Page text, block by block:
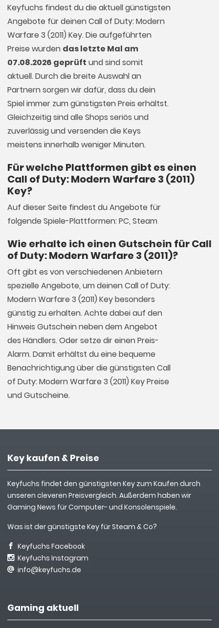
Keyfuchs findest du die aktuell günstigsten
Angebote für deinen Call of Duty: Modern
Warfare 3 (2011) Key. Die aufgeführten
Preise wurden das letzte Mal am
07.08.2026 geprüft und sind somit
aktuell. Durch die breite Auswahl an
Partnern sorgen wir dafür, dass du dein
Spiel immer zum günstigsten Preis erhältst.
Gleichzeitig sind alle Shops seriös und
zuverlässig und versenden die Keys
meistens innerhalb weniger Minuten.
Für welche Plattformen gibt es einen
Call of Duty: Modern Warfare 3 (2011)
Key?
Auf dieser Seite findest du Angebote für
folgende Spiele-Plattformen: PC, Steam
Wie erhalte ich einen Gutschein für Call
of Duty: Modern Warfare 3 (2011)?
Oft gibt es von verschiedenen Anbietern
spezielle Angebote, um deinen Call of Duty:
Modern Warfare 3 (2011) Key besonders
günstig zu erhalten. Achte dabei auf den
Hinweis Gutschein neben dem Angebot
des Händlers. Oder setze dir einen Preis-
Alarm. Damit erhältst du eine bequeme
Benachrichtigung über die günstigsten Call
of Duty: Modern Warfare 3 (2011) Key Preise
und Gutscheine.
Key kaufen & Preise
Keyfuchs findet den günstigsten Key zum Kaufen durch
unseren cleveren Preisvergleich. Außerdem haben wir
Gaming News für Computer- und Konsolenspiele.
Was ist der günstigste Key für Steam & Co?
Keyfuchs Facebook
Keyfuchs Instagram
info@keyfuchs.de
Gaming aktuell